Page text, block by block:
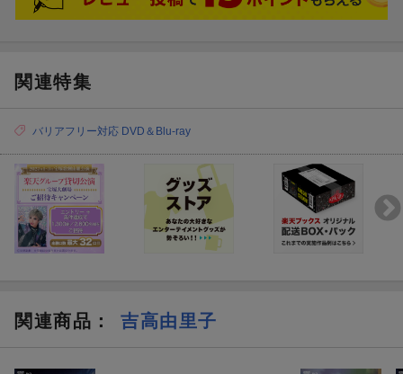
関連特集
バリアフリー対応 DVD＆Blu-ray
関連商品 ： 吉高由里子